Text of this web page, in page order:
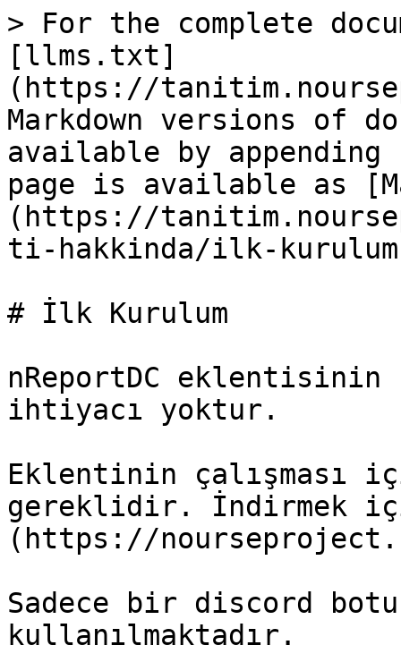
> For the complete
[llms.txt]
(https://
Markdown versions of
available by
page is available as
(https://
ti-hakkinda/ilk-
# İlk Kurulum
nReportDC
ihtiyacı yoktur.
Eklentinin çalışması
gereklidir. İndirmek
(https://
Sadece bir discord
kullanılmaktadır.